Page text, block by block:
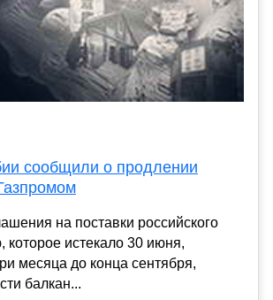
сообщили о продлении
на поставки российского
которое истекало 30 июня,
месяца до конца сентября,
балкан...